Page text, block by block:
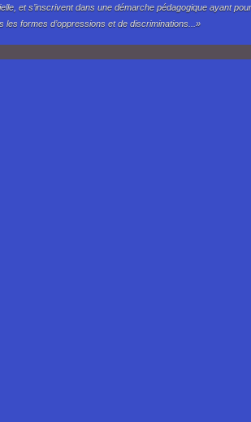
et s’inscrivent dans une démarche pédagogique ayant
formes d’oppressions et de discriminations...»